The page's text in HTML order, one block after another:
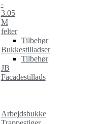
-
3.05
M
felter
Tilbehør
Bukkestilladser
Tilbehør
JB
Facadestillads
Arbejdsbukke